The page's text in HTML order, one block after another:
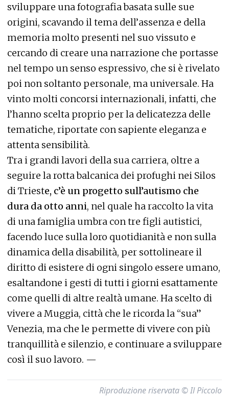
sviluppare una fotografia basata sulle sue
origini, scavando il tema dell’assenza e della
memoria molto presenti nel suo vissuto e
cercando di creare una narrazione che portasse
nel tempo un senso espressivo, che si è rivelato
poi non soltanto personale, ma universale. Ha
vinto molti concorsi internazionali, infatti, che
l’hanno scelta proprio per la delicatezza delle
tematiche, riportate con sapiente eleganza e
attenta sensibilità.
Tra i grandi lavori della sua carriera, oltre a
seguire la rotta balcanica dei profughi nei Silos
di Trieste, c’è un progetto sull’autismo che
dura da otto anni, nel quale ha raccolto la vita
di una famiglia umbra con tre figli autistici,
facendo luce sulla loro quotidianità e non sulla
dinamica della disabilità, per sottolineare il
diritto di esistere di ogni singolo essere umano,
esaltandone i gesti di tutti i giorni esattamente
come quelli di altre realtà umane. Ha scelto di
vivere a Muggia, città che le ricorda la “sua”
Venezia, ma che le permette di vivere con più
tranquillità e silenzio, e continuare a sviluppare
così il suo lavoro. —
Riproduzione riservata © Il Piccolo